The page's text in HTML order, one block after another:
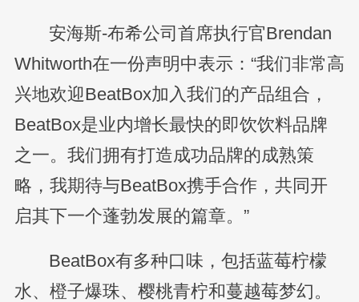
安海斯-布希公司首席执行官Brendan
Whitworth在一份声明中表示：“我们非常高
兴地欢迎BeatBox加入我们的产品组合，
BeatBox是业内增长最快的即饮饮料品牌
之一。我们拥有打造成功品牌的成熟策
略，我期待与BeatBox携手合作，共同开
启其下一个蓬勃发展的篇章。”
BeatBox有多种口味，包括蓝莓柠檬
水、橙子爆珠、樱桃青柠和蔓越莓梦幻。